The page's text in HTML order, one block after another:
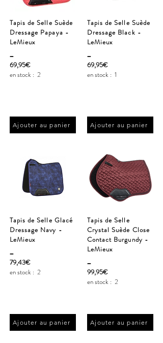
Tapis de Selle Suède
Dressage Papaya -
LeMieux
_
69,95€
en stock : 2
Ajouter au panier
Tapis de Selle Glacé
Dressage Navy -
LeMieux
_
79,43€
en stock : 2
Ajouter au panier
Tapis de Selle Suède
Dressage Black -
LeMieux
_
69,95€
en stock : 1
Ajouter au panier
Tapis de Selle
Crystal Suède Close
Contact Burgundy -
LeMieux
_
99,95€
en stock : 2
Ajouter au panier